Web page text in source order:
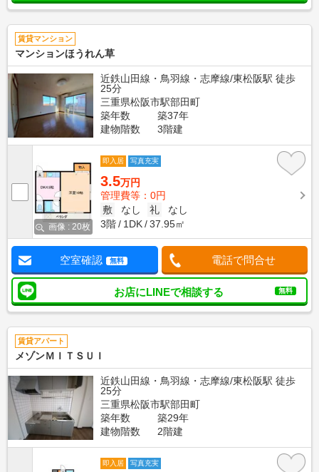
賃貸マンション
マンションほうれん草
近鉄山田線・鳥羽線・志摩線/東松阪駅 徒歩
25分
三重県松阪市駅部田町
築年数
築37年
建物階数
3階建
画像 : 20枚
即入居 写真充実
3.5万円
管理費等：0円
敷
なし 礼
なし
3階
1DK 37.95㎡
空室確認 無料 電話で問合せ
お店にLINEで相談する 無料
賃貸アパート
メゾンＭＩＴＳＵＩ
近鉄山田線・鳥羽線・志摩線/東松阪駅 徒歩
25分
三重県松阪市駅部田町
築年数
築29年
建物階数
2階建
即入居 写真充実